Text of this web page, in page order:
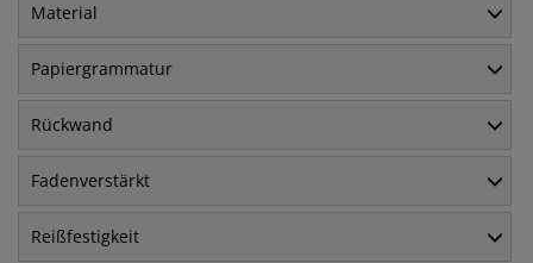
Material
Papiergrammatur
Rückwand
Fadenverstärkt
Reißfestigkeit